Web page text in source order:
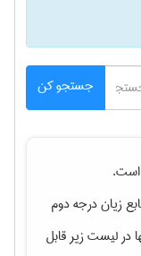
جستجو کن
است.
زیان درجه دوم
در لیست زیر قابل